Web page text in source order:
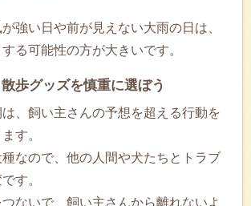
強い日や前が見えない大雨の日は、
る可能性の方が大きいです。
歩グッズを慎重に選ぼう
、飼い主さんの予想を超える行動を
す。
なので、他の人間や犬たちとトラブ
す。
ないで、飼い主さんから離れないよ